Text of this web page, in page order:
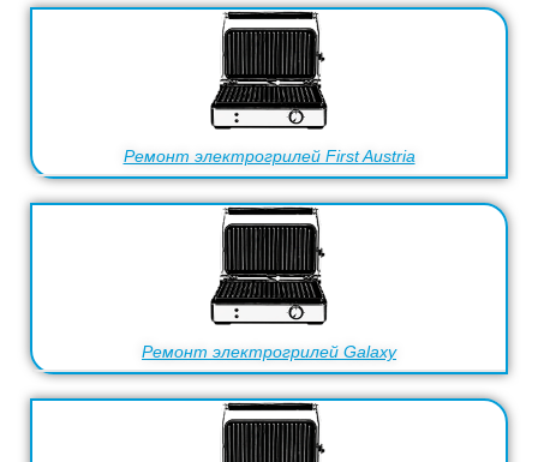
Ремонт электрогрилей First Austria
Ремонт электрогрилей Galaxy